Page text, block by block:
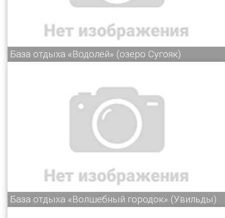
База отдыха «Водолей» (озеро Сугояк)
База отдыха «Волшебный городок» (Увильды)